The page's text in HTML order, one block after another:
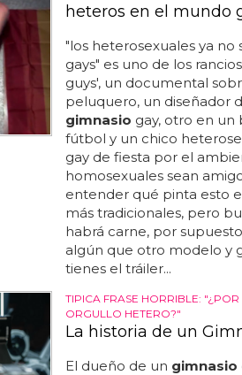
heteros en el mundo
"los heterosexuales ya
gays" es uno de los
guys', un documental
peluquero, un diseñador
gimnasio gay, otro en un
fútbol y un chico
gay de fiesta por el
homosexuales sean
entender qué pinta esto
más tradicionales, pero
habrá carne, por
algún que otro modelo y
tienes el tráiler...
TIPICA FRASE HORRIBLE:
ORGULLO HETERO?"
La historia de un
El dueño de un gimnasio